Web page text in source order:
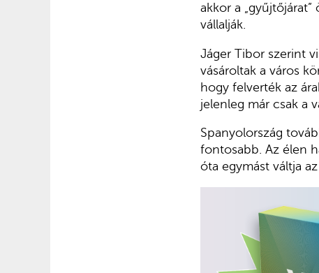
akkor a
vállalják.
Jáger Tibor szerint
vásároltak a város
hogy felverték az
jelenleg már csak a
Spanyolország
fontosabb. Az élen
óta egymást váltja